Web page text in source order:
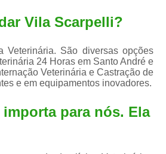
Exame de Ultrassom para
Exame para Animais Santo André
para Animais de Estimação
Vila Scarpelli?
Veterinária. São diversas opções
24 Horas em Santo André e
Veterinária e Castração de
e em equipamentos inovadores.
para nós. Ela